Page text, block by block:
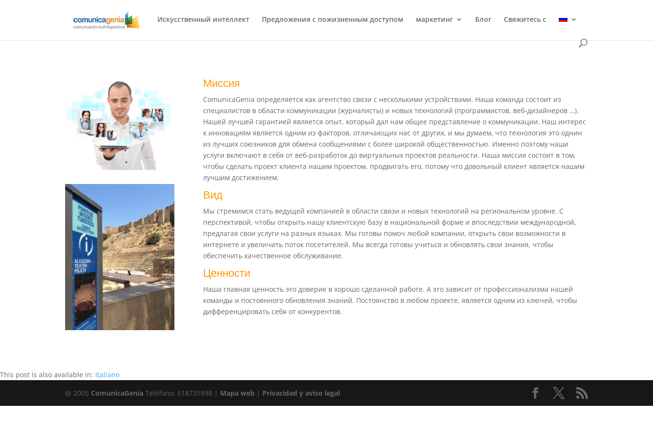
Искусственный интеллект Предложения с пожизненным доступом маркетинг Блог Свяжитесь с
Миссия
ComunicaGenia определяется как агентство связи с несколькими устройствами. Наша команда состоит из
специалистов в области коммуникации (журналисты) и новых технологий (программистов, веб-дизайнеров …).
Нашей лучшей гарантией является опыт, который дал нам общее представление о коммуникации. Наш интерес
к инновациям является одним из факторов, отличающих нас от других, и мы думаем, что технология это однин
из лучших союзников для обмена сообщениями с более широкой общественностью. Именно поэтому наши
услуги включают в себя от веб-разработок до виртуальных проектов реальности. Наша миссия состоит в том,
чтобы сделать проект клиента нашим проектом, продвигать его, потому что довольный клиент является нашим
лучшим достижением.
Вид
Мы стремимся стать ведущей компанией в области связи и новых технологий на региональном уровне. С
перспективой, чтобы открыть нашу клиентскую базу в национальной форме и впоследствии международной,
предлагая свои услуги на разных языках. Мы готовы помоч любой компании, открыть свои возможности в
интернете и увеличить поток посетителей. Мы всегда готовы учиться и обновлять свои знания, чтобы
обеспечить качественное обслуживание.
Ценности
Наша главная ценность это доверие в хорошо сделанной работе. А это зависит от профессионализма нашей
команды и постоянного обновления знаний. Постоянство в любом проекте, является одним из ключей, чтобы
дифференцировать себя от конкурентов.
This post is also available in: Italiano
@ 2005 ComunicaGenia Teléfono: 618731898 | Mapa web | Privacidad y aviso legal